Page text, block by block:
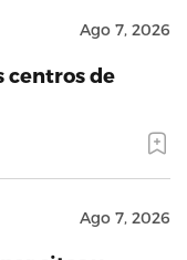
Ago 7, 2026
centros de
Ago 7, 2026